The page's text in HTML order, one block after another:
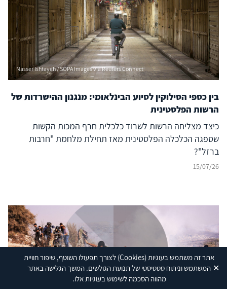
אתר זה משתמש בעוגיות(Cookies) לצורך תפעולו השוטף, שיפור חוויית
המשתמש וניתוח סטטיסטי של תנועת הגולשים. המשך הגלישה באתר
מהווה הסכמה לשימוש בעוגיות אלו.
✕
Nasser Ishtayeh / SOPA Images via Reuters Connect
בין כספי הסילוקין לסיוע הבינלאומי: מנגנון ההישרדות של
הרשות הפלסטינית
כיצד מצליחה הרשות לשרוד כלכלית חרף המכות הקשות
שספגה הכלכלה הפלסטינית מאז תחילת מלחמת "חרבות
ברזל"?
15/07/26